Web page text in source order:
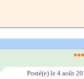
Posté(e) le 4 août